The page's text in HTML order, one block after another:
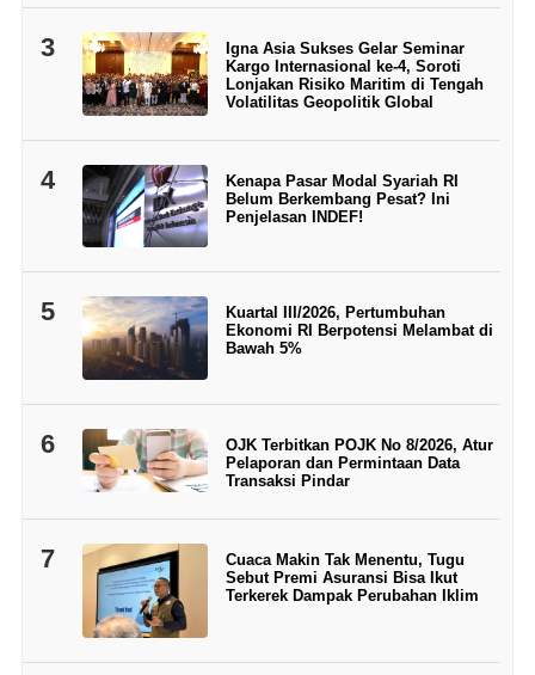
3
Igna Asia Sukses Gelar Seminar
Kargo Internasional ke-4, Soroti
Lonjakan Risiko Maritim di Tengah
Volatilitas Geopolitik Global
4
Kenapa Pasar Modal Syariah RI
Belum Berkembang Pesat? Ini
Penjelasan INDEF!
5
Kuartal III/2026, Pertumbuhan
Ekonomi RI Berpotensi Melambat di
Bawah 5%
6
OJK Terbitkan POJK No 8/2026, Atur
Pelaporan dan Permintaan Data
Transaksi Pindar
7
Cuaca Makin Tak Menentu, Tugu
Sebut Premi Asuransi Bisa Ikut
Terkerek Dampak Perubahan Iklim